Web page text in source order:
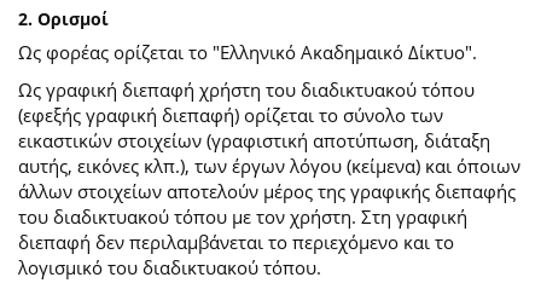
2. Ορισμοί
Ως φορέας ορίζεται το "Ελληνικό Ακαδημαικό Δίκτυο".
Ως γραφική διεπαφή χρήστη του διαδικτυακού τόπου
(εφεξής γραφική διεπαφή) ορίζεται το σύνολο των
εικαστικών στοιχείων (γραφιστική αποτύπωση, διάταξη
αυτής, εικόνες κλπ.), των έργων λόγου (κείμενα) και όποιων
άλλων στοιχείων αποτελούν μέρος της γραφικής διεπαφής
του διαδικτυακού τόπου με τον χρήστη. Στη γραφική
διεπαφή δεν περιλαμβάνεται το περιεχόμενο και το
λογισμικό του διαδικτυακού τόπου.